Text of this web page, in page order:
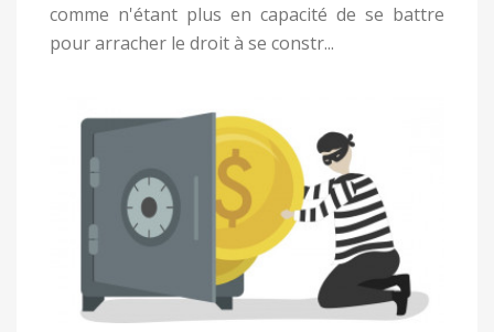
comme n'étant plus en capacité de se battre
pour arracher le droit à se constr...